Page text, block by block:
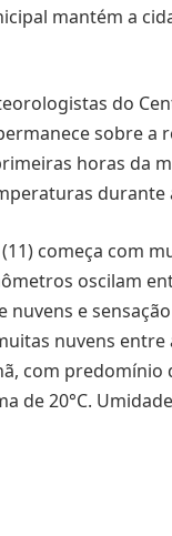
mantém a
do
sobre a
horas da
durante
começa com
oscilam
nuvens e
nuvens
com
de 20°C.